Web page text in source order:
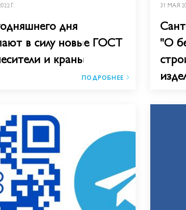
Г.
дня
в силу новые ГОСТ
и краны
ПОДРОБНЕЕ
31 МАЯ
"О